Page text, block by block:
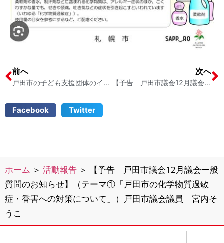
前へ
戸田市の子ども支援団体のイベント紹介です 戸田市の子ども支援団体「老いと幼なのいるところ」主催 戸田市議会議員 宮内そうこ
次へ
【予告 戸田市議会12月議会の一般質問のお知らせ】（テーマ②「戸田市の学校開放制度の見直しについて」）戸田市議会議員 宮内そうこ
Facebook Twitter
ホーム ＞ 活動報告 ＞
【予告 戸田市議会12月議会一般
質問のお知らせ】（テーマ①「戸田市の化学物質過敏
症・香害への対策について」）戸田市議会議員 宮内そ
うこ